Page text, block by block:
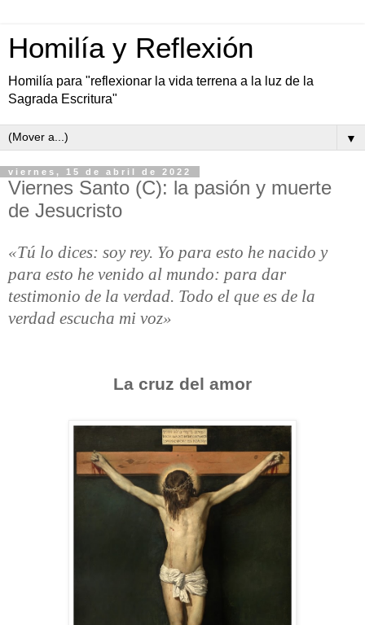
Homilía y Reflexión
Homilía para "reflexionar la vida terrena a la luz de la
Sagrada Escritura"
▼
viernes, 15 de abril de 2022
Viernes Santo (C): la pasión y muerte
de Jesucristo
«Tú lo dices: soy rey. Yo para esto he nacido y
para esto he venido al mundo: para dar
testimonio de la verdad. Todo el que es de la
verdad escucha mi voz»
La cruz del amor